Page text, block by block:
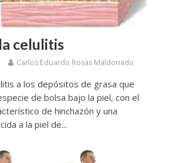
celulitis
Carlos Eduardo Rosas Maldonado
a los depósitos de grasa que
de bolsa bajo la piel, con el
de hinchazón y una
a la piel de...